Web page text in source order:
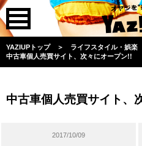
YAZIUPトップ ＞ ライフスタイル・娯楽
中古車個人売買サイト、次々にオープン!!
中古車個人売買サイト、
2017/10/09